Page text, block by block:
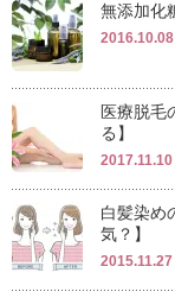
無添加化
2016.10.08
医療脱毛
る】
2017.11.10
白髪染め
気？】
2015.11.27